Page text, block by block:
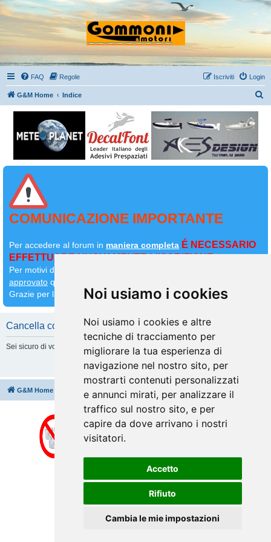
Noi usiamo i cookies
Noi usiamo i cookies e altre
tecniche di tracciamento per
migliorare la tua esperienza di
navigazione nel nostro sito, per
mostrarti contenuti personalizzati
e annunci mirati, per analizzare il
traffico sul nostro sito, e per
capire da dove arrivano i nostri
visitatori.
Accetto
Rifiuto
Cambia le mie impostazioni
FAQ Regole Login
Iscriviti
G&M Home Indice
COMUNICAZIONE IMPORTANTE
Per accedere al forum in maniera completa É NECESSARIO
EFFETTUARE NUOVAMENTE L'ISCRIZIONE
Per motivi di sicurezza il
approvato quindi
Grazie per la comprensione
Cancella cookie
Sei sicuro di volere cancellare tutti i cookie di questa Board?
G&M Home Tutti gli orari sonoUTC+02:00
Cancella cookie
phpBB® Forum Software © phpBB Limited